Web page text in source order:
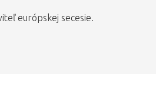
európskej secesie.